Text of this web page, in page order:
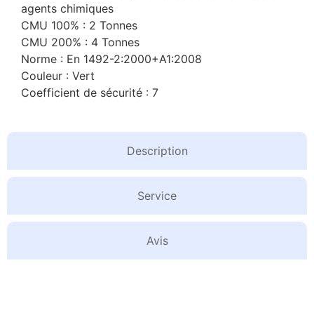
Description
Service
Avis
agents chimiques
CMU 100% : 2 Tonnes
CMU 200% : 4 Tonnes
Norme : En 1492-2:2000+A1:2008
Couleur : Vert
Coefficient de sécurité : 7